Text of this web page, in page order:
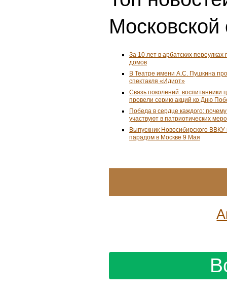
Московской
За 10 лет в арбатских переулках
домов
В Театре имени А.С. Пушкина
спектакля «Идиот»
Связь поколений: воспитанники
провели серию акций ко Дню
Победа в сердце каждого:
участвуют в патриотических
Выпускник Новосибирского
парадом в Москве 9 Мая